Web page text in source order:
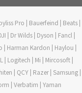
Pro | Bauerfeind | Beats |
| Dr Wilds | Dyson | Fancl |
| Harman Kardon | Haylou |
| Logitech | Mi | Mircosoft |
| QCY | Razer | Samsung |
| Verbatim | Yaman